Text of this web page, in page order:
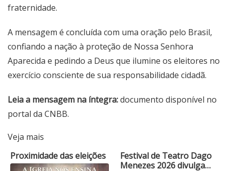
fraternidade.
A mensagem é concluída com uma oração pelo Brasil,
confiando a nação à proteção de Nossa Senhora
Aparecida e pedindo a Deus que ilumine os eleitores no
exercício consciente de sua responsabilidade cidadã.
Leia a mensagem na íntegra:documento disponível no
portal da CNBB.
Veja mais
Proximidade das eleições
Festival de Teatro Dago
Menezes 2026 divulga…